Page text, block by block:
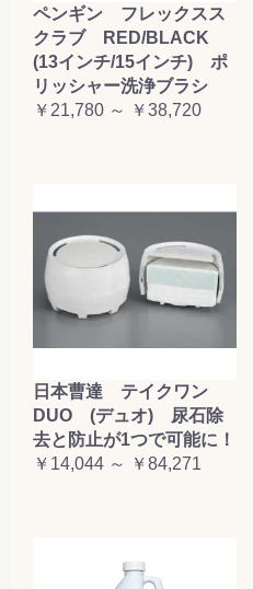
ペンギン フレックスス
クラブ RED/BLACK
(13インチ/15インチ) ポ
リッシャー洗浄ブラシ
￥21,780 ～ ￥38,720
日本曹達 テイクワン
DUO (デュオ) 尿石除
去と防止が1つで可能に！
￥14,044 ～ ￥84,271